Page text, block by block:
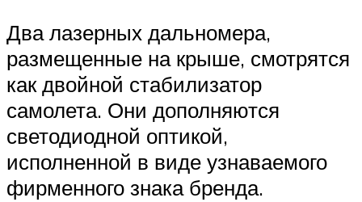
Два лазерных дальномера,
размещенные на крыше, смотрятся
как двойной стабилизатор
самолета. Они дополняются
светодиодной оптикой,
исполненной в виде узнаваемого
фирменного знака бренда.